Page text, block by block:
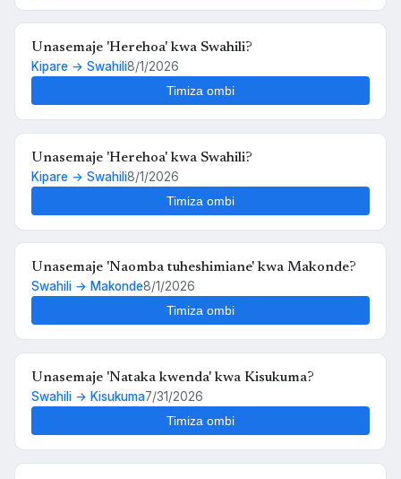
Unasemaje 'Herehoa' kwa Swahili?
Kipare → Swahili8/1/2026
Timiza ombi
Unasemaje 'Herehoa' kwa Swahili?
Kipare → Swahili8/1/2026
Timiza ombi
Unasemaje 'Naomba tuheshimiane' kwa Makonde?
Swahili → Makonde8/1/2026
Timiza ombi
Unasemaje 'Nataka kwenda' kwa Kisukuma?
Swahili → Kisukuma7/31/2026
Timiza ombi